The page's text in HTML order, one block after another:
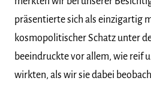
präsentierte sich als einzigartig
kosmopolitischer Schatz unter
beeindruckte vor allem, wie reif
wirkten, als wir sie dabei